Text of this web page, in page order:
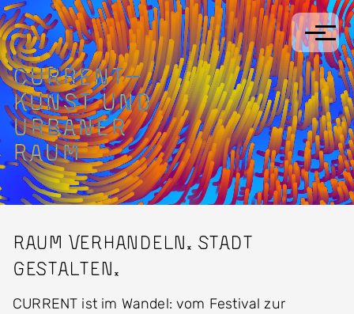
Direkt zum Inhalt
CURRENT—
KUNSTUND
URBANER
RAUM
Raum verhandeln. Stadt
gestalten.
CURRENT ist im Wandel: vom Festival zur